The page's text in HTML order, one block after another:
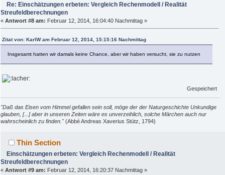
Re: Einschätzungen erbeten: Vergleich Rechenmodell / Realität
Streufeldberechnungen
« Antwort #8 am: Februar 12, 2014, 16:04:40 Nachmittag »
Zitat von: KarlW am Februar 12, 2014, 15:15:16 Nachmittag
Insgesamt hatten wir damals keine Chance, aber wir haben versucht, sie zu nutzen
Gespeichert
"Daß das Eisen vom Himmel gefallen sein soll, möge der der Naturgeschichte Unkundige
glauben, [...] aber in unseren Zeiten wäre es unverzeihlich, solche Märchen auch nur
wahrscheinlich zu finden."(Abbé Andreas Xaverius Stütz, 1794)
Thin Section
Einschätzungen erbeten: Vergleich Rechenmodell / Realität
Streufeldberechnungen
« Antwort #9 am: Februar 12, 2014, 16:20:37 Nachmittag »